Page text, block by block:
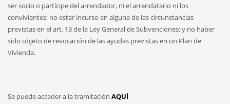
ser socio o partícipe del arrendador, ni el arrendatario ni los
convivientes; no estar incurso en alguna de las circunstancias
previstas en el art. 13 de la Ley General de Subvenciones; y no haber
sido objeto de revocación de las ayudas previstas en un Plan de
Vivienda.
Se puede acceder a la tramitación AQUÍ